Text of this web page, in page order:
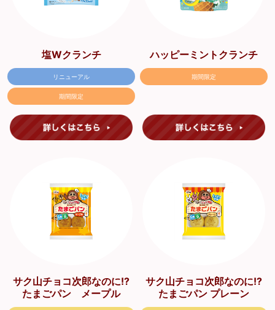
塩Wクランチ
リニューアル
期間限定
ハッピーミントクランチ
期間限定
サク山チョコ次郎なのに!?
たまごパン メープル
サク山チョコ次郎なのに!?
たまごパン プレーン